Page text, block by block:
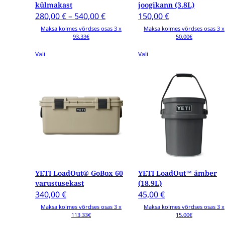
külmakast
280,00€– 540,00€Price
range:
Maksa kolmes võrdses osas 3 x
93.33€
Vali
joogikann (3.8L)
150,00€
Maksa kolmes võrdses osas 3 x
50.00€
Vali
YETI LoadOut® GoBox 60
varustusekast
340,00€
Maksa kolmes võrdses osas 3 x
113.33€
on
mitu
varianti.
Valikud
tootelehel
YETI LoadOut™ ämber
(18.9L)
45,00€
Maksa kolmes võrdses osas 3 x
15.00€
varianti.
Valikud
tootelehel